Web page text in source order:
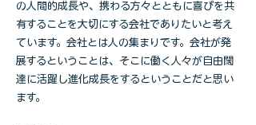
の人間的成長や、携わる方々とともに喜びを共
有することを大切にする会社でありたいと考え
ています。会社とは人の集まりです。会社が発
展するということは、そこに働く人々が自由闊
達に活躍し進化成長をするということだと思い
ます。